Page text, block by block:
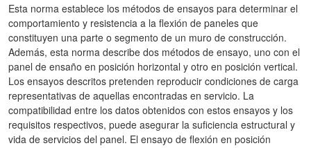
Esta norma establece los métodos de ensayos para determinar el
comportamiento y resistencia a la flexión de paneles que
constituyen una parte o segmento de un muro de construcción.
Además, esta norma describe dos métodos de ensayo, uno con el
panel de ensaño en posición horizontal y otro en posición vertical.
Los ensayos descritos pretenden reproducir condiciones de carga
representativas de aquellas encontradas en servicio. La
compatibilidad entre los datos obtenidos con estos ensayos y los
requisitos respectivos, puede asegurar la suficiencia estructural y
vida de servicios del panel. El ensayo de flexión en posición